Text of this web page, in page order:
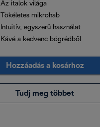
Az italok világa
Tökéletes mikrohab
Intuitív, egyszerű használat
Kávé a kedvenc bögrédből
Hozzáadás a kosárhoz
Tudj meg többet